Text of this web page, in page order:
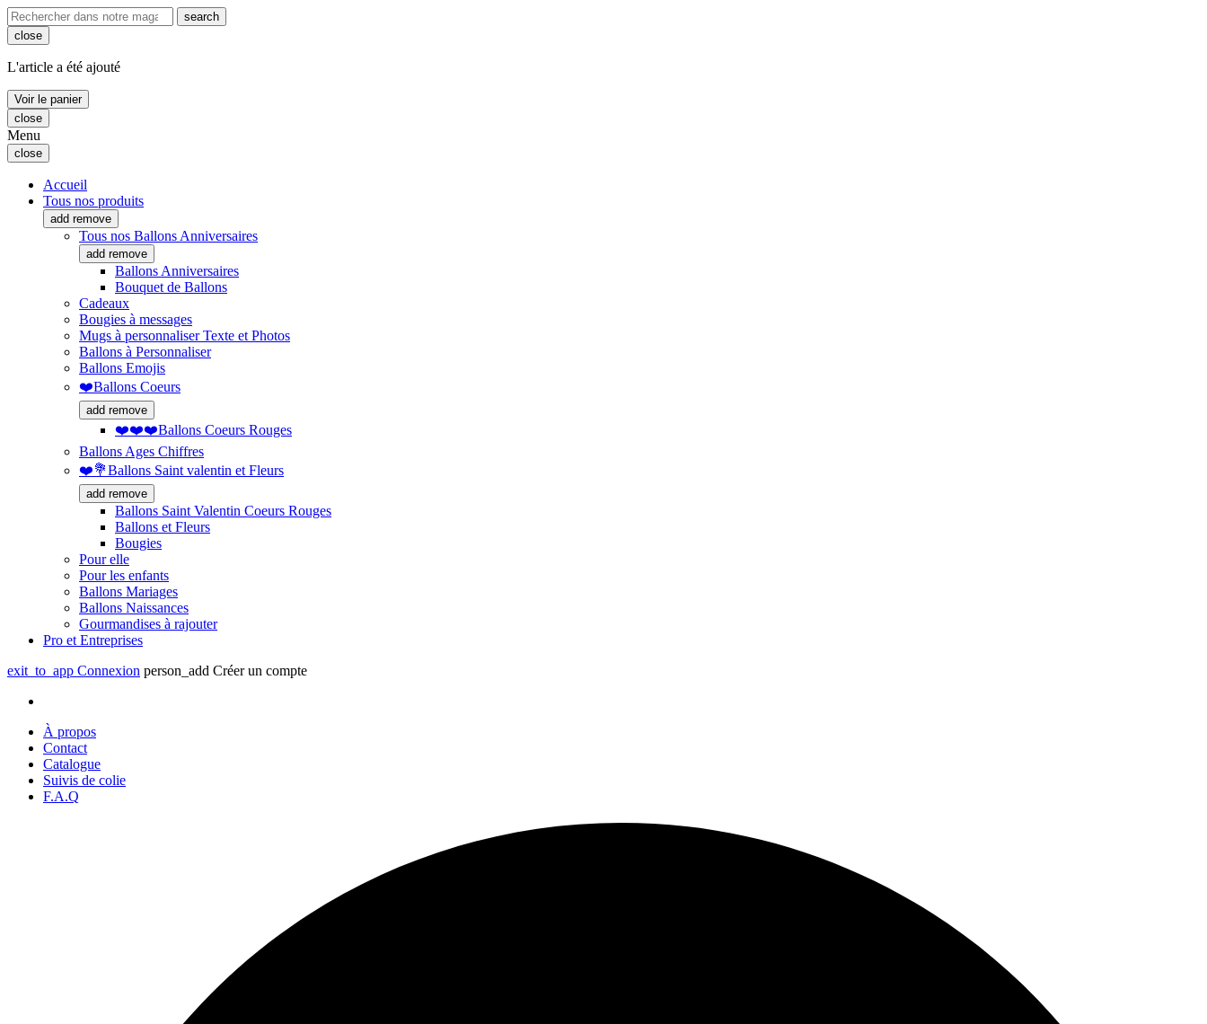
search
close
L'article a été ajouté
Voir le panier
close
Menu
close
Accueil
Tous nos produits
add remove
Tous nos Ballons Anniversaires
add remove
Ballons Anniversaires
Bouquet de Ballons
Cadeaux
Bougies à messages
Mugs à personnaliser Texte et Photos
Ballons à Personnaliser
Ballons Emojis
❤️Ballons Coeurs
add remove
❤️❤️❤️Ballons Coeurs Rouges
Ballons Ages Chiffres
❤️💐Ballons Saint valentin et Fleurs
add remove
Ballons Saint Valentin Coeurs Rouges
Ballons et Fleurs
Bougies
Pour elle
Pour les enfants
Ballons Mariages
Ballons Naissances
Gourmandises à rajouter
Pro et Entreprises
exit_to_app Connexion person_add Créer un compte
À propos
Contact
Catalogue
Suivis de colie
F.A.Q